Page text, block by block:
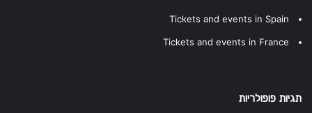
Tickets and events in Spain
Tickets and events in France
תגיות פופולריות